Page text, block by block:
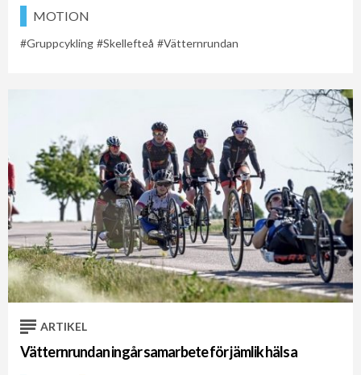
MOTION
Gruppcykling Skellefteå Vätternrundan
ARTIKEL
Vätternrundan ingår samarbete för jämlik hälsa